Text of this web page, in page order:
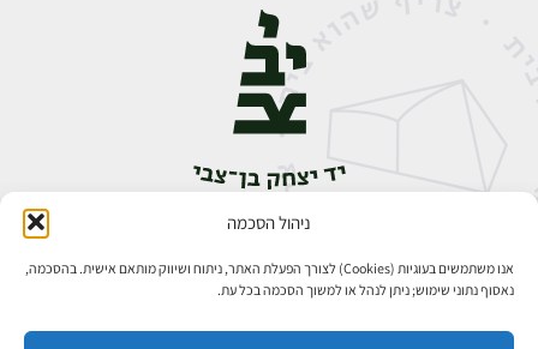
ניהול הסכמה
אנו משתמשים בעוגיות (Cookies) לצורך הפעלת האתר, ניתוח ושיווק מותאם אישית. בהסכמה,
נאסוף נתוני שימוש; ניתן לנהל או למשוך הסכמה בכל עת.
אבן גבירול 14, רחביה, ירושלים